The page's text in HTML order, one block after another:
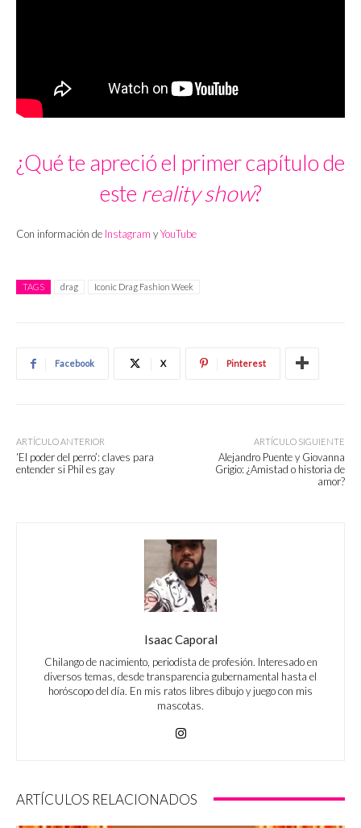
¿Qué te apreció el primer capítulo de
este reality show?
Con información de Instagram yYouTube
TAGS drag Iconic Drag Fashion Week
Facebook X Pinterest
ARTÍCULO ANTERIOR
‘El poder del perro’: claves para
entender si Phil es gay
ARTÍCULO SIGUIENTE
Alejandro Puente y Giovanna
Grigio: ¿Amistad o historia de
amor?
Isaac Caporal
Chilango de nacimiento, periodista de profesión. Interesado en
diversos temas, desde transparencia gubernamental hasta el
horóscopo del día. En mis ratos libres dibujo y juego con mis
mascotas.
ARTÍCULOS RELACIONADOS